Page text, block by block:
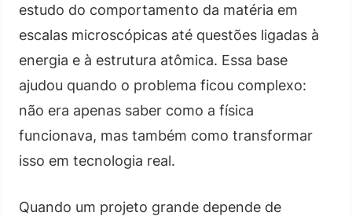
estudo do comportamento da matéria em
escalas microscópicas até questões ligadas à
energia e à estrutura atômica. Essa base
ajudou quando o problema ficou complexo:
não era apenas saber como a física
funcionava, mas também como transformar
isso em tecnologia real.
Quando um projeto grande depende de